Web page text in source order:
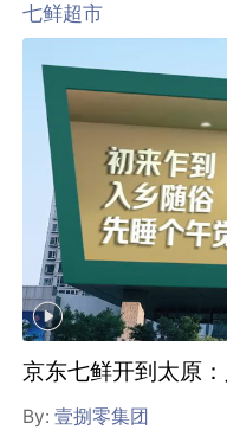
七鲜超市
京东七鲜开到太原
By:壹捌零集团